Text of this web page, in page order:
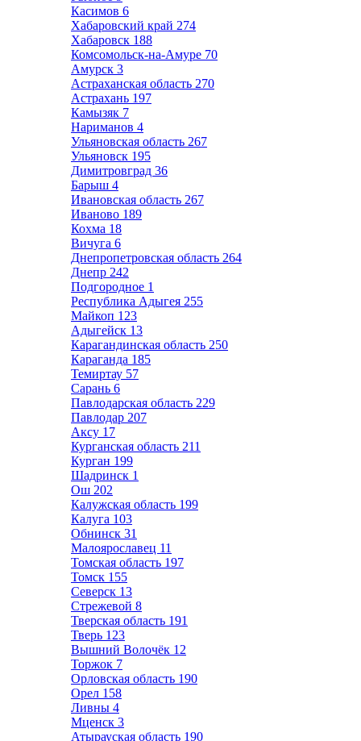
Касимов 6
Хабаровский край 274
Хабаровск 188
Комсомольск-на-Амуре 70
Амурск 3
Астраханская область 270
Астрахань 197
Камызяк 7
Нариманов 4
Ульяновская область 267
Ульяновск 195
Димитровград 36
Барыш 4
Ивановская область 267
Иваново 189
Кохма 18
Вичуга 6
Днепропетровская область 264
Днепр 242
Подгородное 1
Республика Адыгея 255
Майкоп 123
Адыгейск 13
Карагандинская область 250
Караганда 185
Темиртау 57
Сарань 6
Павлодарская область 229
Павлодар 207
Аксу 17
Курганская область 211
Курган 199
Шадринск 1
Ош 202
Калужская область 199
Калуга 103
Обнинск 31
Малоярославец 11
Томская область 197
Томск 155
Северск 13
Стрежевой 8
Тверская область 191
Тверь 123
Вышний Волочёк 12
Торжок 7
Орловская область 190
Орел 158
Ливны 4
Мценск 3
Атырауская область 190